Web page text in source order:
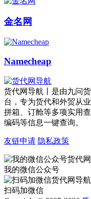
金名网
Namecheap
货代网导航丨是由九问
台，专为货代和外贸从
拼箱、订舱等多项实用
编码等信息一键查询。
友链申请 隐私政策
我的微信公众号
扫码加微信